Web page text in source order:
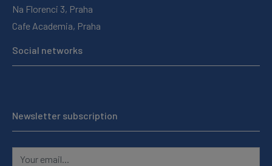
Na Florenci 3, Praha
Cafe Academia, Praha
Social networks
Newsletter subscription